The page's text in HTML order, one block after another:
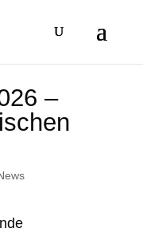
–